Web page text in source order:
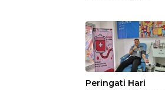
Kesehatan
Masyarakat
Peringati Hari